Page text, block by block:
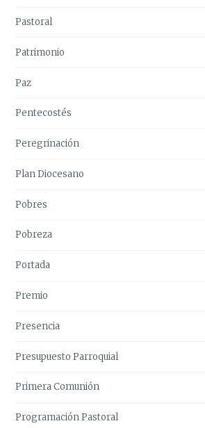
Pastoral
Patrimonio
Paz
Pentecostés
Peregrinación
Plan Diocesano
Pobres
Pobreza
Portada
Premio
Presencia
Presupuesto Parroquial
Primera Comunión
Programación Pastoral